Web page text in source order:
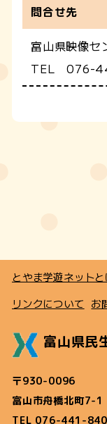
問合せ先
富山県映像セ
TEL 076-
とやま学遊ネットと
リンクについて お
富山県民
〒930-0096
富山市舟橋北町7-1
TEL 076-441-